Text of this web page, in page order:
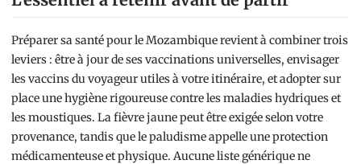
Préparer sa santé pour le Mozambique revient à combiner trois
leviers : être à jour de ses vaccinations universelles, envisager
les vaccins du voyageur utiles à votre itinéraire, et adopter sur
place une hygiène rigoureuse contre les maladies hydriques et
les moustiques. La fièvre jaune peut être exigée selon votre
provenance, tandis que le paludisme appelle une protection
médicamenteuse et physique. Aucune liste générique ne